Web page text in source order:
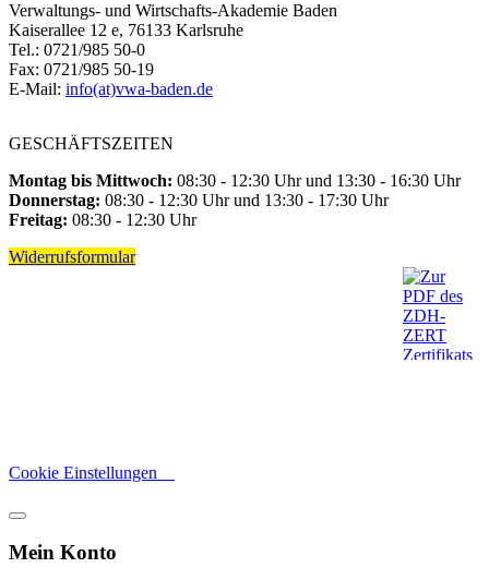
Verwaltungs- und Wirtschafts-Akademie Baden
Kaiserallee 12 e, 76133 Karlsruhe
Tel.: 0721/985 50-0
Fax: 0721/985 50-19
E-Mail: info(at)vwa-baden.de
GESCHÄFTSZEITEN
Montag bis Mittwoch: 08:30 - 12:30 Uhr und 13:30 - 16:30 Uhr
Donnerstag: 08:30 - 12:30 Uhr und 13:30 - 17:30 Uhr
Freitag: 08:30 - 12:30 Uhr
Widerrufsformular
Cookie Einstellungen
Mein Konto